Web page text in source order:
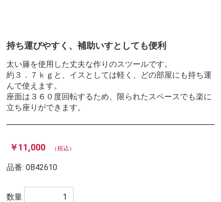
持ち運びやすく、補助いすとしても便利
太い籐を使用した丈夫な作りのスツールです。
約３．７ｋｇと、イスとしては軽く、どの部屋にも持ち運
んで使えます。
座面は３６０度回転するため、限られたスペースでも楽に
立ち座りができます。
￥11,000 （税込）
品番:0B42610
数量